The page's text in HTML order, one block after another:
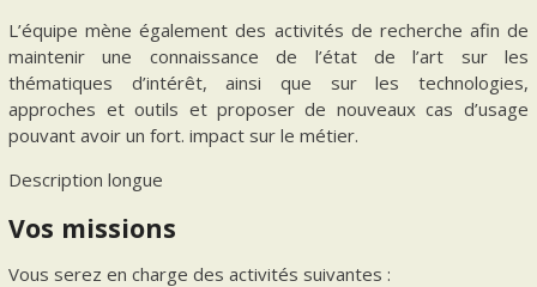
L’équipe mène également des activités de recherche afin de
maintenir une connaissance de l’état de l’art sur les
thématiques d’intérêt, ainsi que sur les technologies,
approches et outils et proposer de nouveaux cas d’usage
pouvant avoir un fort. impact sur le métier.
Description longue
Vos missions
Vous serez en charge des activités suivantes :